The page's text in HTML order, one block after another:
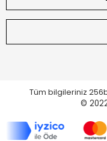
Tüm bilgileriniz
©